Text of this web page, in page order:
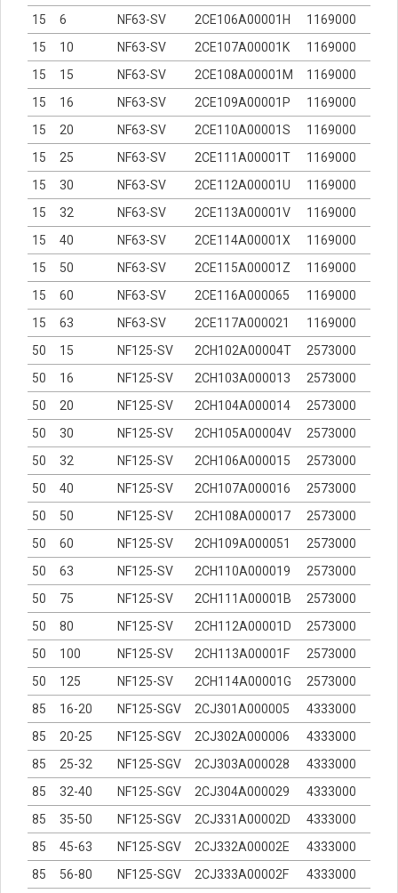
15
6 NF63-SV 2CE106A00001H
1169000
15
10 NF63-SV 2CE107A00001K
1169000
15
15 NF63-SV 2CE108A00001M
1169000
15
16 NF63-SV 2CE109A00001P
1169000
15
20 NF63-SV 2CE110A00001S
1169000
15
25 NF63-SV 2CE111A00001T
1169000
15
30 NF63-SV 2CE112A00001U
1169000
15
32 NF63-SV 2CE113A00001V
1169000
15
40 NF63-SV 2CE114A00001X
1169000
15
50 NF63-SV 2CE115A00001Z
1169000
15
60 NF63-SV 2CE116A000065
1169000
15
63 NF63-SV 2CE117A000021
1169000
50
15 NF125-SV 2CH102A00004T
2573000
50
16 NF125-SV 2CH103A000013
2573000
50
20 NF125-SV 2CH104A000014
2573000
50
30 NF125-SV 2CH105A00004V
2573000
50
32 NF125-SV 2CH106A000015
2573000
50
40 NF125-SV 2CH107A000016
2573000
50
50 NF125-SV 2CH108A000017
2573000
50
60 NF125-SV 2CH109A000051
2573000
50
63 NF125-SV 2CH110A000019
2573000
50
75 NF125-SV 2CH111A00001B
2573000
50
80 NF125-SV 2CH112A00001D
2573000
50
100 NF125-SV 2CH113A00001F
2573000
50
125 NF125-SV 2CH114A00001G
2573000
85
16-20 NF125-SGV 2CJ301A000005
4333000
85
20-25 NF125-SGV 2CJ302A000006
4333000
85
25-32 NF125-SGV 2CJ303A000028
4333000
85
32-40 NF125-SGV 2CJ304A000029
4333000
85
35-50 NF125-SGV 2CJ331A00002D
4333000
85
45-63 NF125-SGV 2CJ332A00002E
4333000
85
56-80 NF125-SGV 2CJ333A00002F
4333000